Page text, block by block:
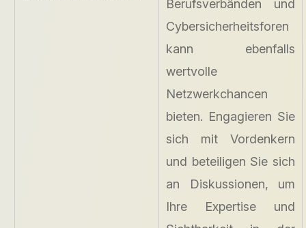
Berufsverbänden und
Cybersicherheitsforen
kann ebenfalls
wertvolle
Netzwerkchancen
bieten. Engagieren Sie
sich mit Vordenkern
und beteiligen Sie sich
an Diskussionen, um
Ihre Expertise und